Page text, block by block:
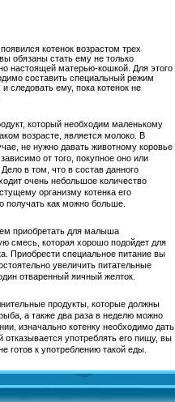
котенок возрастом трех
обязаны стать ему не только
настоящей матерью-кошкой. Для этого
составить специальный режим
следовать ему, пока котенок не
который необходим маленькому
возрасте, является молоко. В
не нужно давать животному коровье
от того, покупное оно или
Дело в том, что в состав данного
очень небольшое количество
организму котенка его
получать как можно больше.
приобретать для малыша
смесь, которая хорошо подойдет для
Приобрести специальное питание вы
увеличить питательные
отваренный яичный желток.
продукты, которые должны
а также два раза в неделю можно
изначально котенку необходимо дать
употреблять его пищу, вы
готов к употреблению такой еды.